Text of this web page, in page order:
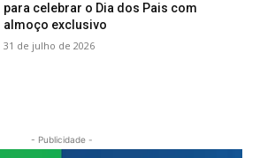
para celebrar o Dia dos Pais com
almoço exclusivo
31 de julho de 2026
- Publicidade -